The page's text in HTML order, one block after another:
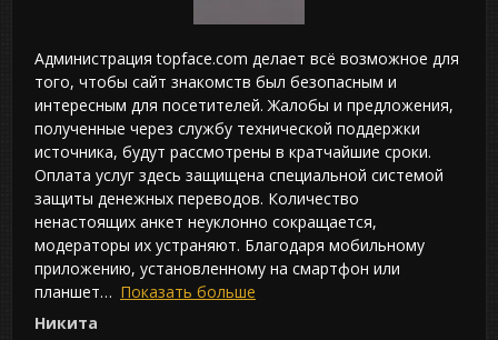
Администрация topface.com делает всё возможное для
того, чтобы сайт знакомств был безопасным и
интересным для посетителей. Жалобы и предложения,
полученные через службу технической поддержки
источника, будут рассмотрены в кратчайшие сроки.
Оплата услуг здесь защищена специальной системой
защиты денежных переводов. Количество
ненастоящих анкет неуклонно сокращается,
модераторы их устраняют. Благодаря мобильному
приложению, установленному на смартфон или
планшет
Показать больше
Никита